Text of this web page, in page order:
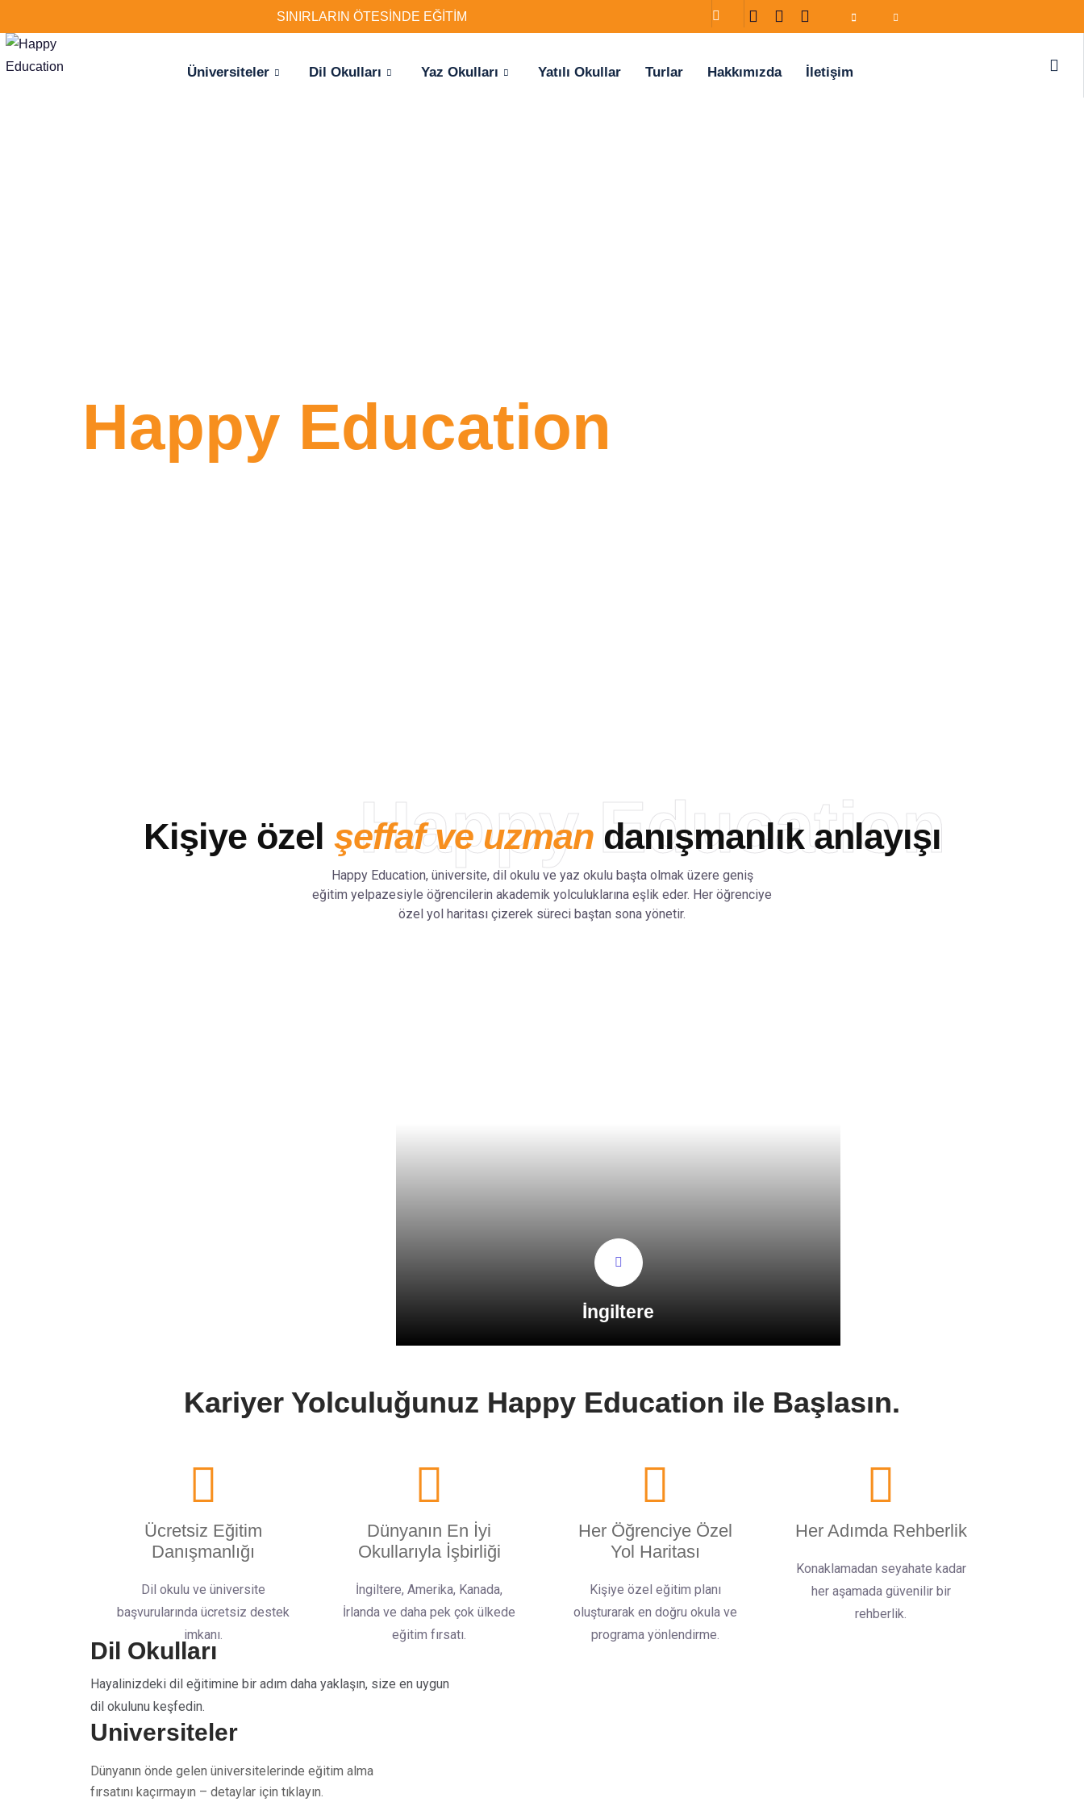
SINIRLARIN ÖTESİNDE EĞİTİM
Üniversiteler Dil Okulları Yaz Okulları Yatılı Okullar Turlar Hakkımızda İletişim
Happy Education
Happy Education
Kişiye özel şeffaf ve uzmandanışmanlık anlayışı
Happy Education, üniversite, dil okulu ve yaz okulu başta olmak üzere geniş
eğitim yelpazesiyle öğrencilerin akademik yolculuklarına eşlik eder. Her öğrenciye
özel yol haritası çizerek süreci baştan sona yönetir.
İngiltere
Kariyer Yolculuğunuz Happy Education ile Başlasın.
Ücretsiz Eğitim
Danışmanlığı
Dil okulu ve üniversite
başvurularında ücretsiz destek
imkanı.
Dünyanın En İyi
Okullarıyla İşbirliği
İngiltere, Amerika, Kanada,
İrlanda ve daha pek çok ülkede
eğitim fırsatı.
Her Öğrenciye Özel
Yol Haritası
Kişiye özel eğitim planı
oluşturarak en doğru okula ve
programa yönlendirme.
Her Adımda Rehberlik
Konaklamadan seyahate kadar
her aşamada güvenilir bir
rehberlik.
Dil Okulları
Hayalinizdeki dil eğitimine bir adım daha yaklaşın, size en uygun
dil okulunu keşfedin.
Üniversiteler
Dünyanın önde gelen üniversitelerinde eğitim alma
fırsatını kaçırmayın – detaylar için tıklayın.